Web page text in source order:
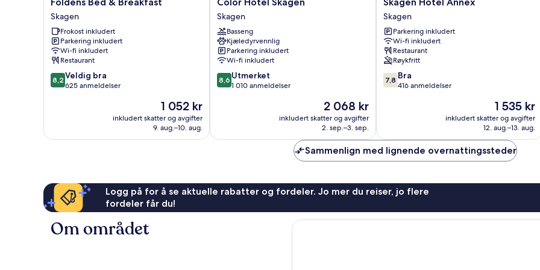
Bed
&
Breakfast
Skagen
Skagen
Frokost inkludert
Parkering inkludert
Wi-fi inkludert
Restaurant
8.2
av
anmeldelser
8,2 Veldig bra
625 anmeldelser
Prisen
er
1 052 kr
1 052 kr
inkludert skatter og avgifter
9. aug.–10. aug.
Hotel
Skagen
Skagen
Skagen
Basseng
Kjæledyrvennlig
Parkering inkludert
Wi-fi inkludert
8.6
av
8,6 Utmerket
1 010 anmeldelser
Prisen
er
2 068 kr
2 068 kr
inkludert skatter og avgifter
2. sep.–3. sep.
Hotel
Annex
Skagen
Skagen
Parkering inkludert
Wi-fi inkludert
Restaurant
Røykfritt
7.8
av
7,8 Bra
416 anmeldelser
Prisen
er
1 535 kr
1 535 kr
inkludert skatter og avgifter
12. aug.–13. aug.
Sammenlign med lignende overnattingssteder
Logg på for å se aktuelle rabatter og fordeler. Jo mer du reiser, jo flere
fordeler får du!
Om området